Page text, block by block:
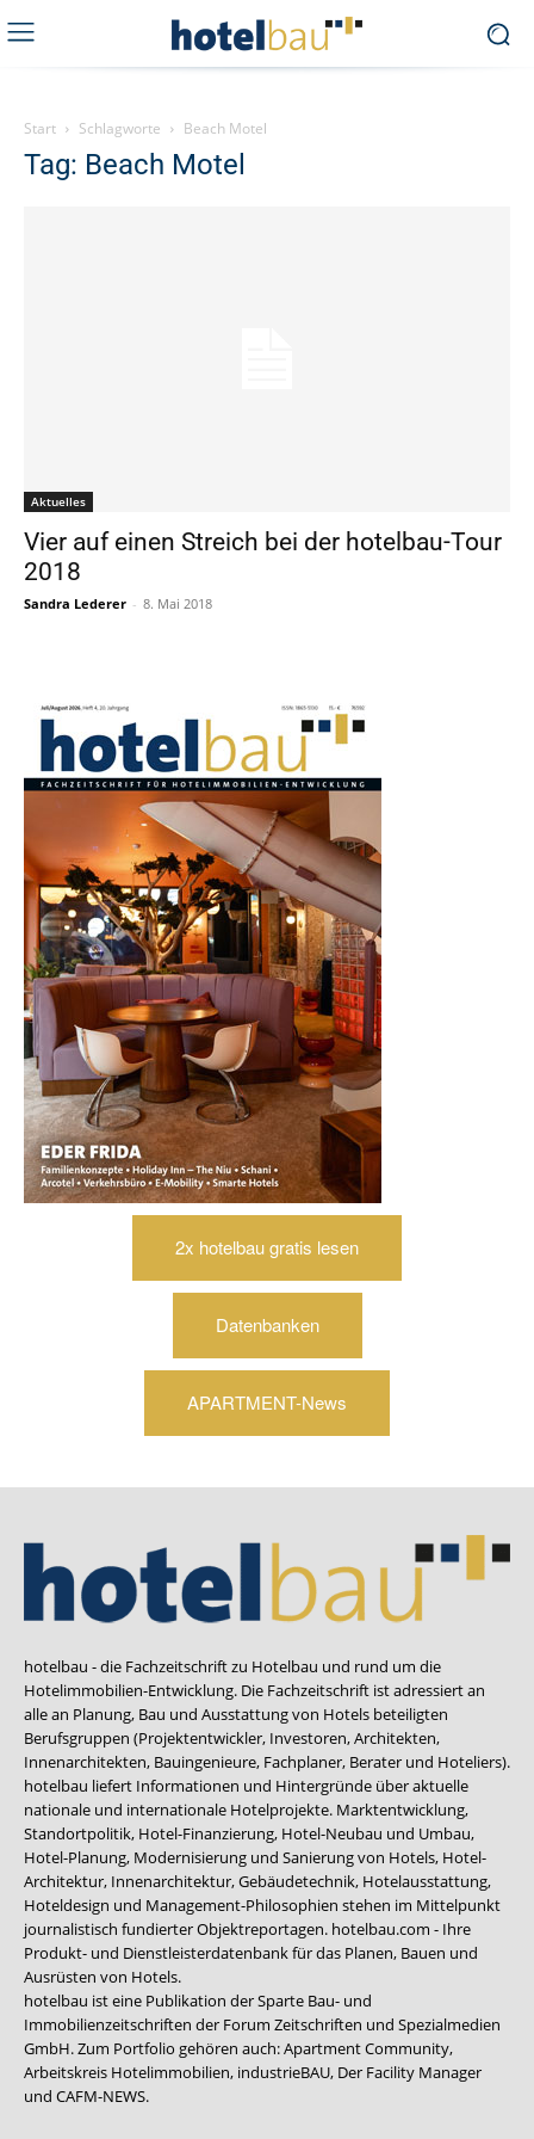
Start Schlagworte Beach Motel
Tag: Beach Motel
Aktuelles
Vier auf einen Streich bei der hotelbau-Tour
2018
Sandra Lederer - 8. Mai 2018
2x hotelbau gratis lesen
Datenbanken
APARTMENT-News
hotelbau - die Fachzeitschrift zu Hotelbau und rund um die
Hotelimmobilien-Entwicklung. Die Fachzeitschrift ist adressiert an
alle an Planung, Bau und Ausstattung von Hotels beteiligten
Berufsgruppen (Projektentwickler, Investoren, Architekten,
Innenarchitekten, Bauingenieure, Fachplaner, Berater und Hoteliers).
hotelbau liefert Informationen und Hintergründe über aktuelle
nationale und internationale Hotelprojekte. Marktentwicklung,
Standortpolitik, Hotel-Finanzierung, Hotel-Neubau und Umbau,
Hotel-Planung, Modernisierung und Sanierung von Hotels, Hotel-
Architektur, Innenarchitektur, Gebäudetechnik, Hotelausstattung,
Hoteldesign und Management-Philosophien stehen im Mittelpunkt
journalistisch fundierter Objektreportagen. hotelbau.com - Ihre
Produkt- und Dienstleisterdatenbank für das Planen, Bauen und
Ausrüsten von Hotels.
hotelbau ist eine Publikation der Sparte Bau- und
Immobilienzeitschriften der Forum Zeitschriften und Spezialmedien
GmbH. Zum Portfolio gehören auch:Apartment Community,
Arbeitskreis Hotelimmobilien, industrieBAU, Der Facility Manager
und CAFM-NEWS.